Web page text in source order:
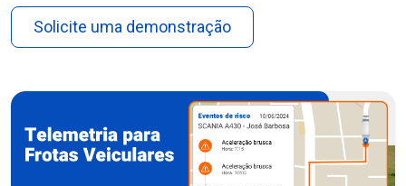
Solicite uma demonstração